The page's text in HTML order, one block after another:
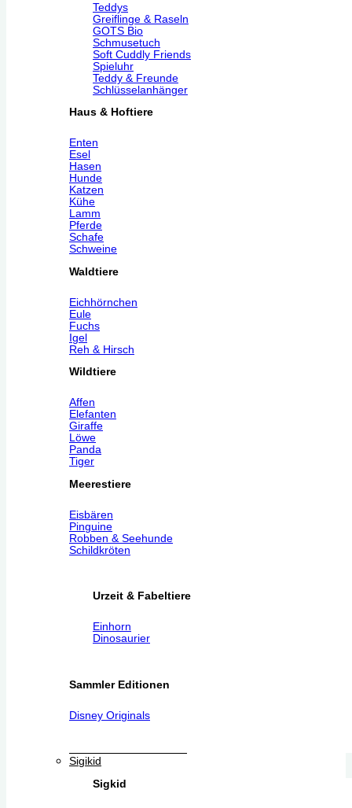
Teddys
Greiflinge & Raseln
GOTS Bio
Schmusetuch
Soft Cuddly Friends
Spieluhr
Teddy & Freunde
Schlüsselanhänger
Haus & Hoftiere
Enten
Esel
Hasen
Hunde
Katzen
Kühe
Lamm
Pferde
Schafe
Schweine
Waldtiere
Eichhörnchen
Eule
Fuchs
Igel
Reh & Hirsch
Wildtiere
Affen
Elefanten
Giraffe
Löwe
Panda
Tiger
Meerestiere
Eisbären
Pinguine
Robben & Seehunde
Schildkröten
Urzeit & Fabeltiere
Einhorn
Dinosaurier
Sammler Editionen
Disney Originals
Sigikid
Sigkid